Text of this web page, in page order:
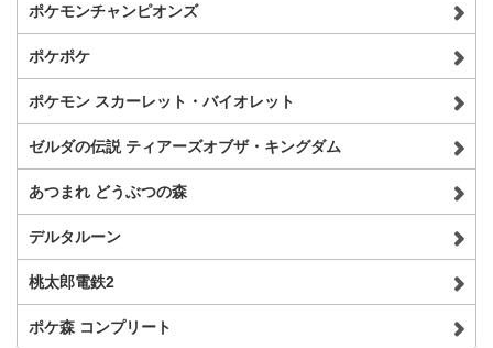
ポケモンチャンピオンズ
ポケポケ
ポケモン スカーレット・バイオレット
ゼルダの伝説 ティアーズオブザ・キングダム
あつまれ どうぶつの森
デルタルーン
桃太郎電鉄2
ポケ森 コンプリート